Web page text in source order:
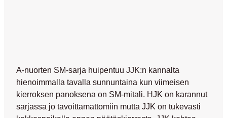
A-nuorten SM-sarja huipentuu JJK:n kannalta
hienoimmalla tavalla sunnuntaina kun viimeisen
kierroksen panoksena on SM-mitali. HJK on karannut
sarjassa jo tavoittamattomiin mutta JJK on tukevasti